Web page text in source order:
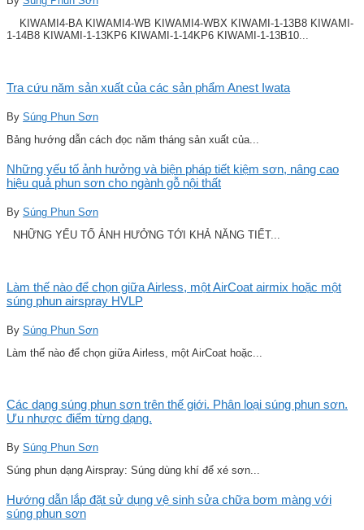
KIWAMI4-BA KIWAMI4-WB KIWAMI4-WBX KIWAMI-1-13B8 KIWAMI-
1-14B8 KIWAMI-1-13KP6 KIWAMI-1-14KP6 KIWAMI-1-13B10...
Tra cứu năm sản xuất của các sản phẩm Anest Iwata
By Súng Phun Sơn
Bảng hướng dẫn cách đọc năm tháng sản xuất của...
Những yếu tố ảnh hưởng và biện pháp tiết kiệm sơn, nâng cao
hiệu quả phun sơn cho ngành gỗ nội thất
By Súng Phun Sơn
NHỮNG YẾU TỐ ẢNH HƯỞNG TỚI KHẢ NĂNG TIẾT...
Làm thế nào để chọn giữa Airless, một AirCoat airmix hoặc một
súng phun airspray HVLP
By Súng Phun Sơn
Làm thế nào để chọn giữa Airless, một AirCoat hoặc...
Các dạng súng phun sơn trên thế giới. Phân loại súng phun sơn.
Ưu nhược điểm từng dạng.
By Súng Phun Sơn
Súng phun dạng Airspray: Súng dùng khí để xé sơn...
Hướng dẫn lắp đặt sử dụng vệ sinh sửa chữa bơm màng với
súng phun sơn